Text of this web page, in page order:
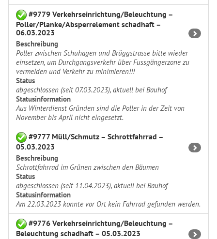
#9779 Verkehrseinrichtung/Beleuchtung –
Poller/Planke/Absperrelement schadhaft –
06.03.2023
Beschreibung
Poller zwischen Schuhagen und Brüggstrasse bitte wieder
einsetzen, um Durchgangsverkehr über Fussgängerzone zu
vermeiden und Verkehr zu minimieren!!!
Status
abgeschlossen (seit 07.03.2023), aktuell bei Bauhof
Statusinformation
Aus Winterdienst Gründen sind die Poller in der Zeit von
November bis April nicht eingesetzt.
#9777 Müll/Schmutz – Schrottfahrrad –
05.03.2023
Beschreibung
Schrottfahrrad im Grünen zwischen den Bäumen
Status
abgeschlossen (seit 11.04.2023), aktuell bei Bauhof
Statusinformation
Am 22.03.2023 konnte vor Ort kein Fahrrad gefunden werden.
#9776 Verkehrseinrichtung/Beleuchtung –
Beleuchtung schadhaft – 05.03.2023